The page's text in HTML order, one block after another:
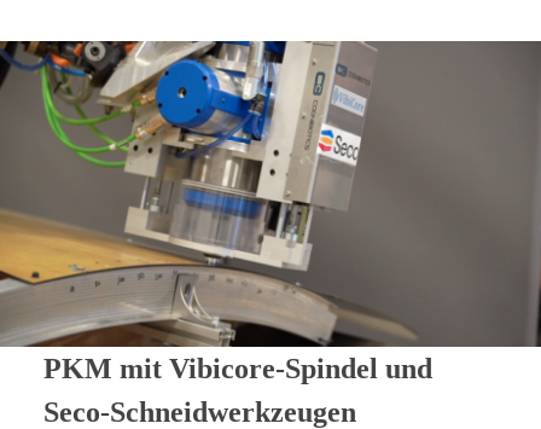
PKM mit Vibicore-Spindel und
Seco-Schneidwerkzeugen